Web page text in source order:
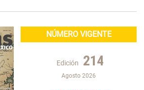
NÚMERO VIGENTE
Edición 214
Agosto 2026